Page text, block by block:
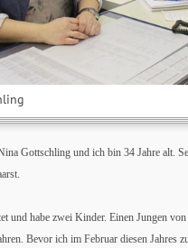
Gottschling und ich bin 34 Jahre alt.
und habe zwei Kinder. Einen Jungen
Bevor ich im Februar diesen Jahres